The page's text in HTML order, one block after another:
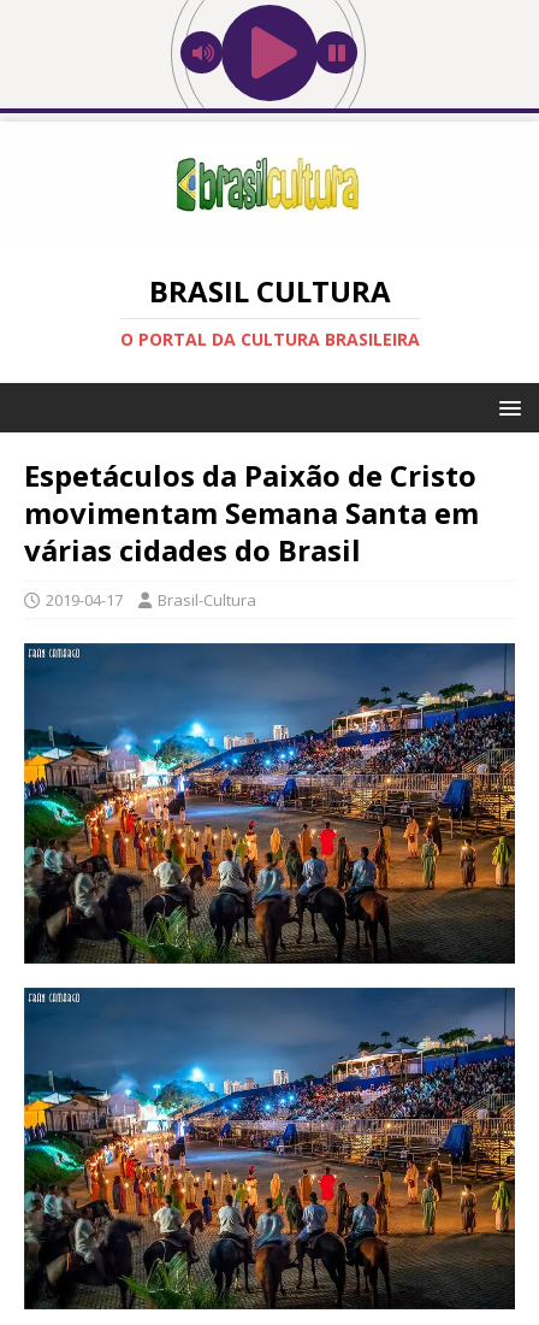
BRASIL CULTURA
O PORTAL DA CULTURA BRASILEIRA
Espetáculos da Paixão de Cristo
movimentam Semana Santa em
várias cidades do Brasil
2019-04-17 Brasil-Cultura